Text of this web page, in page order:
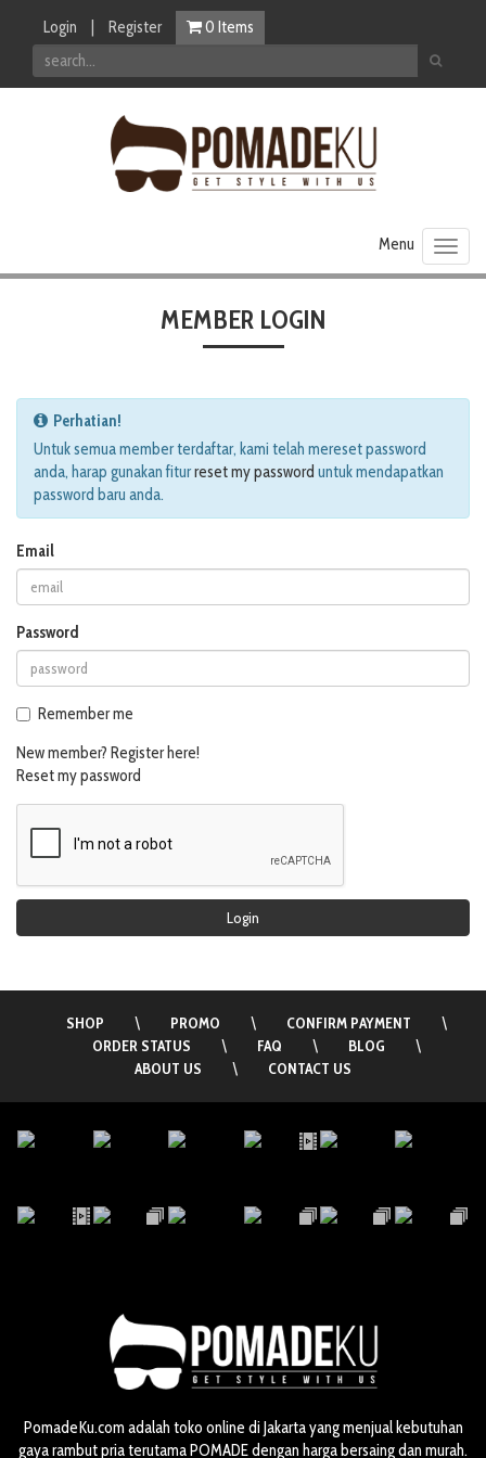
Login Register 0 Items
MEMBER LOGIN
Perhatian!
Untuk semua member terdaftar, kami telah mereset password
anda, harap gunakan fiturreset my password untuk mendapatkan
password baru anda.
Email
Password
Remember me
New member? Register here!
Reset my password
Login
SHOP \ PROMO \ CONFIRM PAYMENT
\
ORDER STATUS
\ FAQ \ BLOG
\
ABOUT US
\ CONTACT US
PomadeKu.com adalah toko online di Jakarta yang menjual kebutuhan
gaya rambut pria terutama POMADE dengan harga bersaing dan murah.